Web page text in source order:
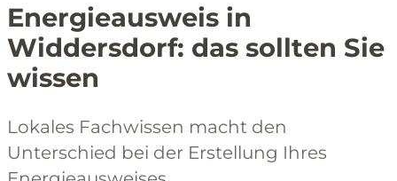
Energieausweis in
Widdersdorf: das sollten Sie
wissen
Lokales Fachwissen macht den
Unterschied bei der Erstellung Ihres